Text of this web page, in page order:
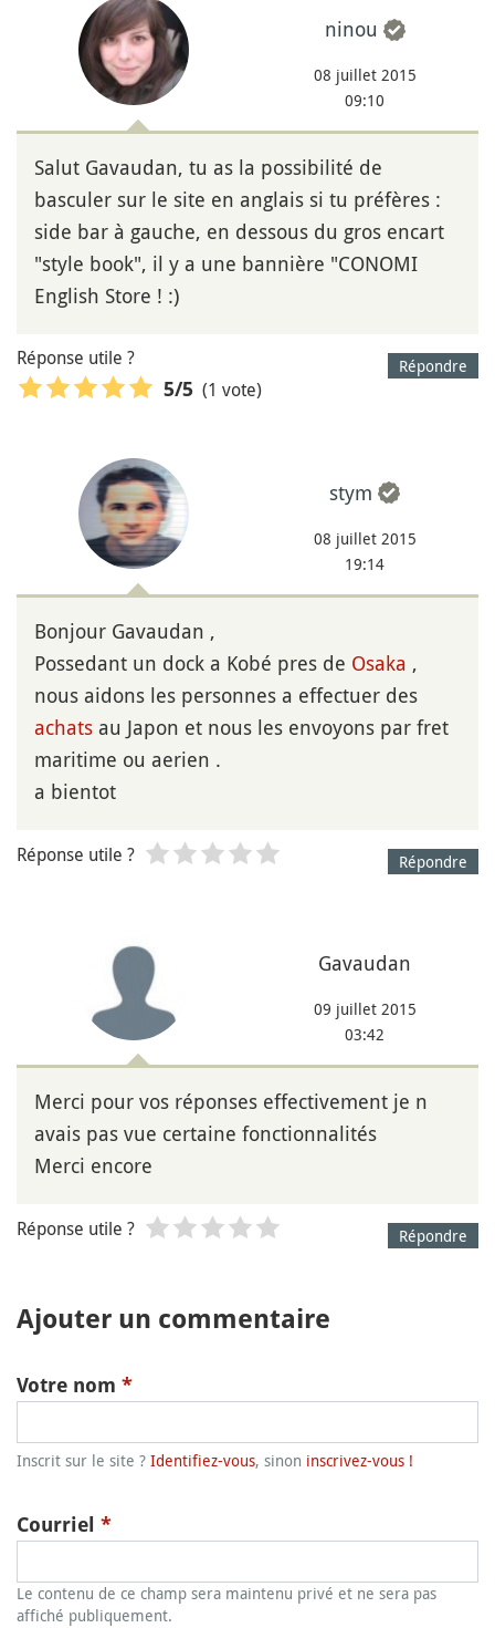
ninou
08 juillet 2015
09:10
Salut Gavaudan, tu as la possibilité de
basculer sur le site en anglais si tu préfères :
side bar à gauche, en dessous du gros encart
"style book", il y a une bannière "CONOMI
English Store ! :)
Répondre
Réponse utile ?
5/5 (1 vote)
stym
08 juillet 2015
19:14
Bonjour Gavaudan ,
Possedant un dock a Kobé pres de Osaka ,
nous aidons les personnes a effectuer des
achats au Japon et nous les envoyons par fret
maritime ou aerien .
a bientot
Répondre
Réponse utile ?
Gavaudan
09 juillet 2015
03:42
Merci pour vos réponses effectivement je n
avais pas vue certaine fonctionnalités
Merci encore
Répondre
Réponse utile ?
Ajouter un commentaire
Votre nom *
Inscrit sur le site ? Identifiez-vous, sinon inscrivez-vous !
Courriel *
Le contenu de ce champ sera maintenu privé et ne sera pas
affiché publiquement.